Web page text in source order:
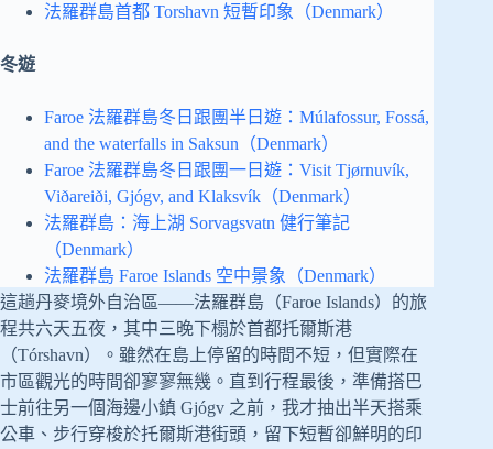
法羅群島首都 Torshavn 短暫印象（Denmark）
冬遊
Faroe 法羅群島冬日跟團半日遊：Múlafossur, Fossá,
and the waterfalls in Saksun（Denmark）
Faroe 法羅群島冬日跟團一日遊：Visit Tjørnuvík,
Viðareiði, Gjógv, and Klaksvík（Denmark）
法羅群島：海上湖 Sorvagsvatn 健行筆記
（Denmark）
法羅群島 Faroe Islands 空中景象（Denmark）
這趟丹麥境外自治區——法羅群島（Faroe Islands）的旅
程共六天五夜，其中三晚下榻於首都托爾斯港
（Tórshavn）。雖然在島上停留的時間不短，但實際在
市區觀光的時間卻寥寥無幾。直到行程最後，準備搭巴
士前往另一個海邊小鎮 Gjógv 之前，我才抽出半天搭乘
公車、步行穿梭於托爾斯港街頭，留下短暫卻鮮明的印